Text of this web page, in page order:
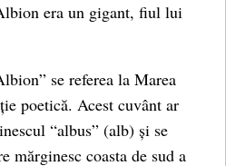
era un gigant, fiul lui
se referea la Marea
poetică. Acest cuvânt ar
“albus” (alb) și se
mărginesc coasta de sud a